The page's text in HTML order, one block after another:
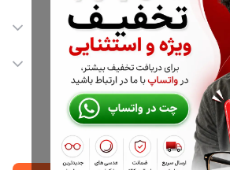
+ ارسال به سراسر کشور
خبر شوید